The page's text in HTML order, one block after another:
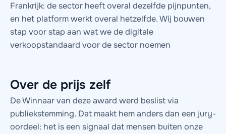
Frankrijk: de sector heeft overal dezelfde pijnpunten,
en het platform werkt overal hetzelfde. Wij bouwen
stap voor stap aan wat we de digitale
verkoopstandaard voor de sector noemen
Over de prijs zelf
De Winnaar van deze award werd beslist via
publiekstemming. Dat maakt hem anders dan een jury-
oordeel: het is een signaal dat mensen buiten onze